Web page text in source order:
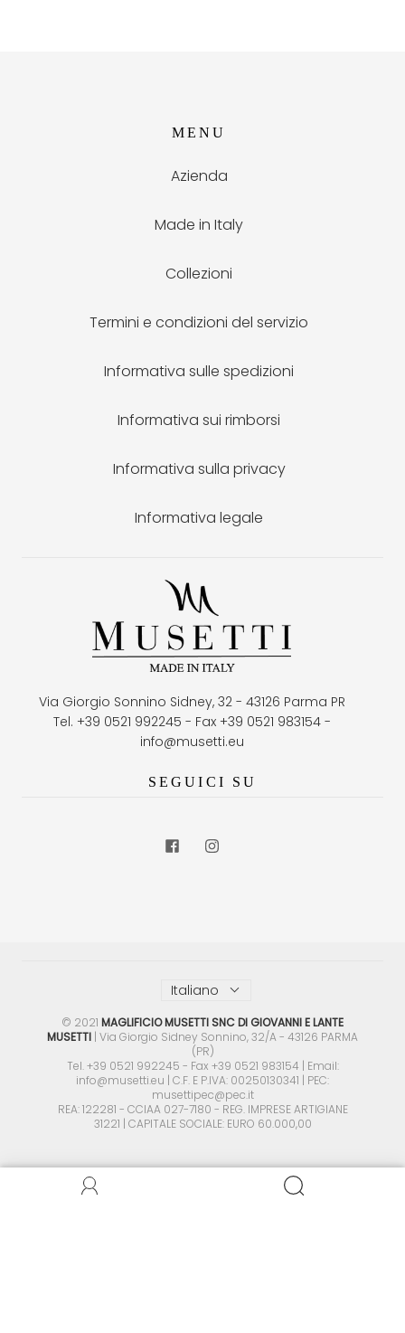
MENU
Azienda
Made in Italy
Collezioni
Termini e condizioni del servizio
Informativa sulle spedizioni
Informativa sui rimborsi
Informativa sulla privacy
Informativa legale
Via Giorgio Sonnino Sidney, 32 - 43126 Parma PR
Tel. +39 0521 992245 - Fax +39 0521 983154 -
info@musetti.eu
SEGUICI SU
© 2021 MAGLIFICIO MUSETTI SNC DI GIOVANNI E LANTE
MUSETTI | Via Giorgio Sidney Sonnino, 32/A - 43126 PARMA
(PR)
Tel. +39 0521 992245 - Fax +39 0521 983154 | Email:
info@musetti.eu | C.F. E P.IVA: 00250130341 | PEC:
musettipec@pec.it
REA: 122281 - CCIAA 027-7180 - REG. IMPRESE ARTIGIANE
31221 | CAPITALE SOCIALE: EURO 60.000,00
Italiano